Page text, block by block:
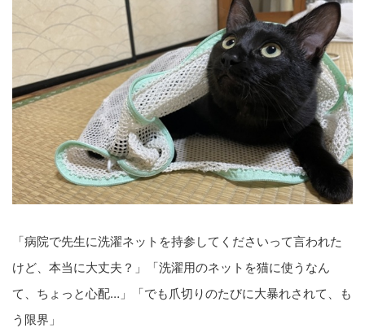
「病院で先生に洗濯ネットを持参してくださいって言われた
けど、本当に大丈夫？」「洗濯用のネットを猫に使うなん
て、ちょっと心配…」「でも爪切りのたびに大暴れされて、も
う限界」